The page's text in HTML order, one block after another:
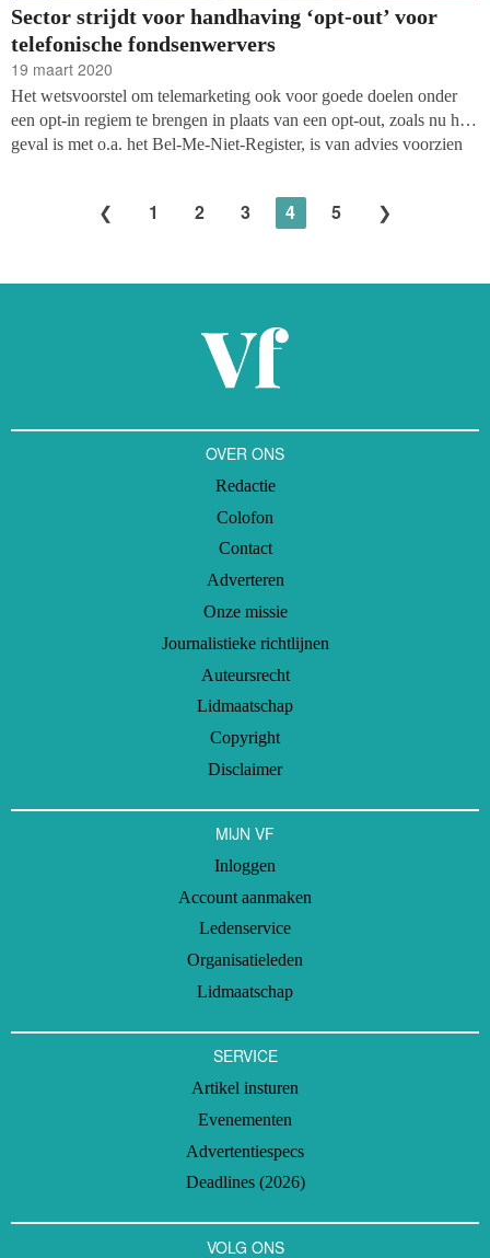
Sector strijdt voor handhaving ‘opt-out’ voor
telefonische fondsenwervers
19 maart 2020
Het wetsvoorstel om telemarketing ook voor goede doelen onder
een opt-in regiem te brengen in plaats van een opt-out, zoals nu het
geval is met o.a. het Bel-Me-Niet-Register, is van advies voorzien
deze maand naar de Tweede Kamer gestuurd.
brancheorganisaties Goede Doelen Nederland en Nederland
1 2 3 4 5
OVER ONS
Redactie
Colofon
Contact
Adverteren
Onze missie
Journalistieke richtlijnen
Auteursrecht
Lidmaatschap
Copyright
Disclaimer
MIJN VF
Inloggen
Account aanmaken
Ledenservice
Organisatieleden
Lidmaatschap
SERVICE
Artikel insturen
Evenementen
Advertentiespecs
Deadlines (2026)
VOLG ONS